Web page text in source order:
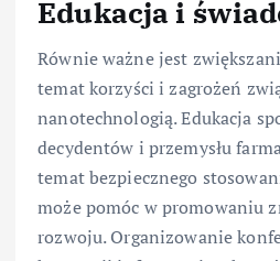
Edukacja i
Równie ważne jest
temat korzyści i zagrożeń
nanotechnologią. Edukacja
decydentów i przemysłu
temat bezpiecznego
może pomóc w promowaniu
rozwoju. Organizowanie